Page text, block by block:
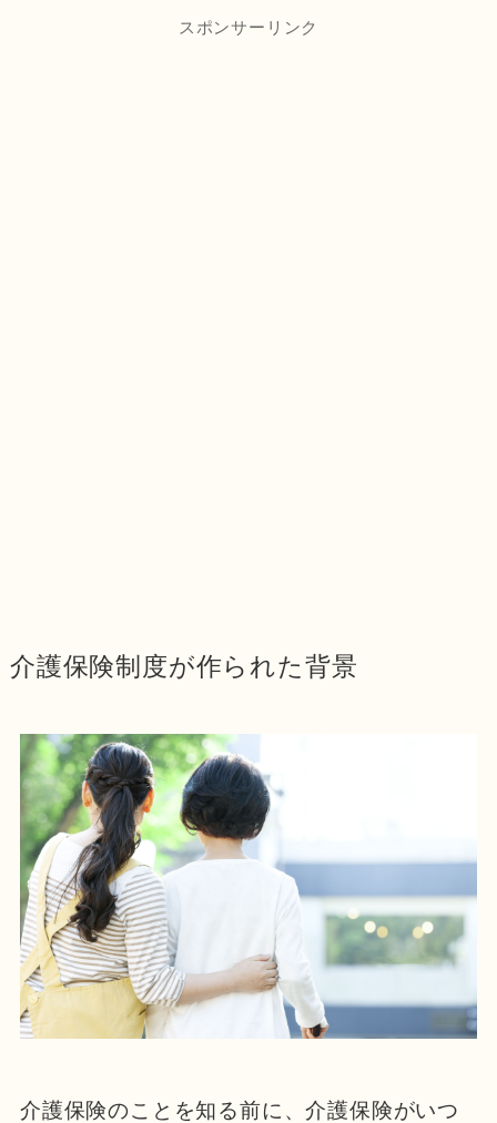
スポンサーリンク
介護保険制度が作られた背景
介護保険のことを知る前に、介護保険がいつ